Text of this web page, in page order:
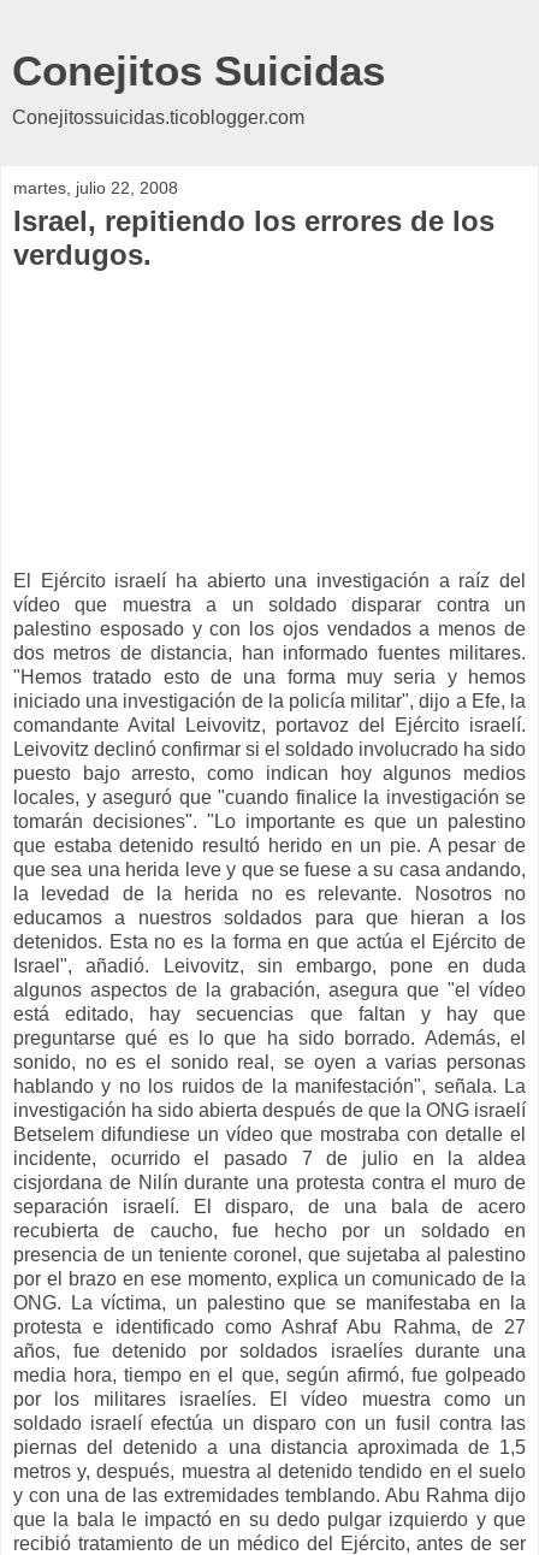
Conejitos Suicidas
Conejitossuicidas.ticoblogger.com
martes, julio 22, 2008
Israel, repitiendo los errores de los
verdugos.
El Ejército israelí ha abierto una investigación a raíz del
vídeo que muestra a un soldado disparar contra un
palestino esposado y con los ojos vendados a menos de
dos metros de distancia, han informado fuentes militares.
"Hemos tratado esto de una forma muy seria y hemos
iniciado una investigación de la policía militar", dijo a Efe, la
comandante Avital Leivovitz, portavoz del Ejército israelí.
Leivovitz declinó confirmar si el soldado involucrado ha sido
puesto bajo arresto, como indican hoy algunos medios
locales, y aseguró que "cuando finalice la investigación se
tomarán decisiones". "Lo importante es que un palestino
que estaba detenido resultó herido en un pie. A pesar de
que sea una herida leve y que se fuese a su casa andando,
la levedad de la herida no es relevante. Nosotros no
educamos a nuestros soldados para que hieran a los
detenidos. Esta no es la forma en que actúa el Ejército de
Israel", añadió. Leivovitz, sin embargo, pone en duda
algunos aspectos de la grabación, asegura que "el vídeo
está editado, hay secuencias que faltan y hay que
preguntarse qué es lo que ha sido borrado. Además, el
sonido, no es el sonido real, se oyen a varias personas
hablando y no los ruidos de la manifestación", señala. La
investigación ha sido abierta después de que la ONG israelí
Betselem difundiese un vídeo que mostraba con detalle el
incidente, ocurrido el pasado 7 de julio en la aldea
cisjordana de Nilín durante una protesta contra el muro de
separación israelí. El disparo, de una bala de acero
recubierta de caucho, fue hecho por un soldado en
presencia de un teniente coronel, que sujetaba al palestino
por el brazo en ese momento, explica un comunicado de la
ONG. La víctima, un palestino que se manifestaba en la
protesta e identificado como Ashraf Abu Rahma, de 27
años, fue detenido por soldados israelíes durante una
media hora, tiempo en el que, según afirmó, fue golpeado
por los militares israelíes. El vídeo muestra como un
soldado israelí efectúa un disparo con un fusil contra las
piernas del detenido a una distancia aproximada de 1,5
metros y, después, muestra al detenido tendido en el suelo
y con una de las extremidades temblando. Abu Rahma dijo
que la bala le impactó en su dedo pulgar izquierdo y que
recibió tratamiento de un médico del Ejército, antes de ser